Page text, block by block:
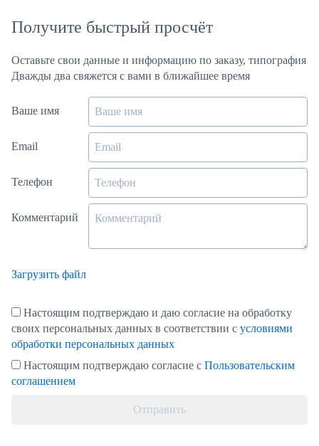
Получите быстрый просчёт
Оставьте свои данные и информацию по заказу, типография
Дважды два свяжется с вами в ближайшее время
Ваше имя
Email
Телефон
Комментарий
Загрузить файл
Настоящим подтверждаю и даю согласие на обработку
своих персональных данных в соответствии с условиями
обработки персональных данных
Настоящим подтверждаю согласие с Пользовательским
соглашением
Отправить